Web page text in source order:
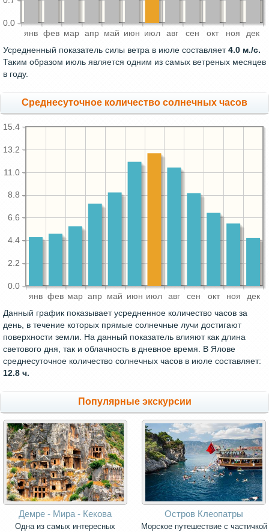
янв фев мар апр май июн июл авг сен окт ноя дек
0.0
Усредненный показатель силы ветра в июле составляет4.0 м./с.
Таким образом июль является одним из самых ветреных месяцев
в году.
Среднесуточное количество солнечных часов
янв фев мар апр май июн июл авг сен окт ноя дек
0.0
2.2
4.4
6.6
8.8
11.0
13.2
15.4
Данный график показывает усредненное количество часов за
день, в течение которых прямые солнечные лучи достигают
поверхности земли. На данный показатель влияют как длина
светового дня, так и облачность в дневное время. В Ялове
среднесуточное количество солнечных часов в июле составляет:
12.8 ч.
Популярные экскурсии
Демре - Мира - Кекова
Одна из самых интересных
Остров Клеопатры
Морское путешествие с частичкой